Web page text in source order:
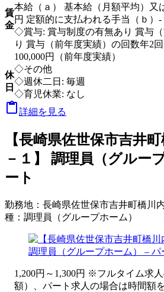
賃
金
本給（ａ） 基本給（月額平均）又
円 定額的に支払われる手当（ｂ）
◇賞与: 賞与制度の有無あり 賞与
り 賞与（前年度実績）の回数年2
100,000円（前年度実績）
休
日
◇その他
◇週休二日: 毎週
◇育児休業: なし
詳細を見る
【長崎県佐世保市吉井
－１】 調理員（グルー
ート
勤務地： 長崎県佐世保市吉井町橋川
種： 調理員（グループホーム）
1,200円～1,300円 ※フルタイム求
額）、パート求人の場合は時間額